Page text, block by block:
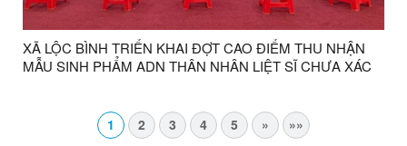
XÃ LỘC BÌNH TRIỂN KHAI ĐỢT CAO ĐIỂM THU NHẬN
MẪU SINH PHẨM ADN THÂN NHÂN LIỆT SĨ CHƯA XÁC
1 2 3 4 5 » »»